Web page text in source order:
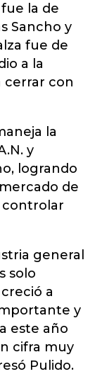
la de
Sancho y
fue de
a la
cerrar con
la
y
logrando
de
controlar
general
solo
a
y
este año
cifra muy
Pulido.